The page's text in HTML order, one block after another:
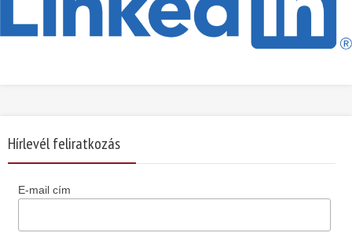
Hírlevél feliratkozás
E-mail cím